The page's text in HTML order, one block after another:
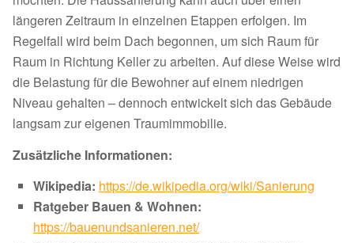
längeren Zeitraum in einzelnen Etappen erfolgen. Im
Regelfall wird beim Dach begonnen, um sich Raum für
Raum in Richtung Keller zu arbeiten. Auf diese Weise wird
die Belastung für die Bewohner auf einem niedrigen
Niveau gehalten – dennoch entwickelt sich das Gebäude
langsam zur eigenen Traumimmobilie.
Zusätzliche Informationen:
Wikipedia: https://de.wikipedia.org/wiki/Sanierung
Ratgeber Bauen & Wohnen:
https://bauenundsanieren.net/